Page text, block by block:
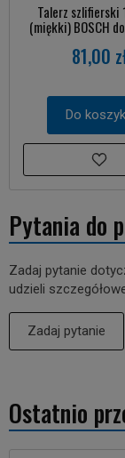
Talerz szlifierski
(miękki) BOSCH
81,00
Do
Pytania do
Zadaj pytanie
udzieli
Zadaj pytanie
Ostatnio